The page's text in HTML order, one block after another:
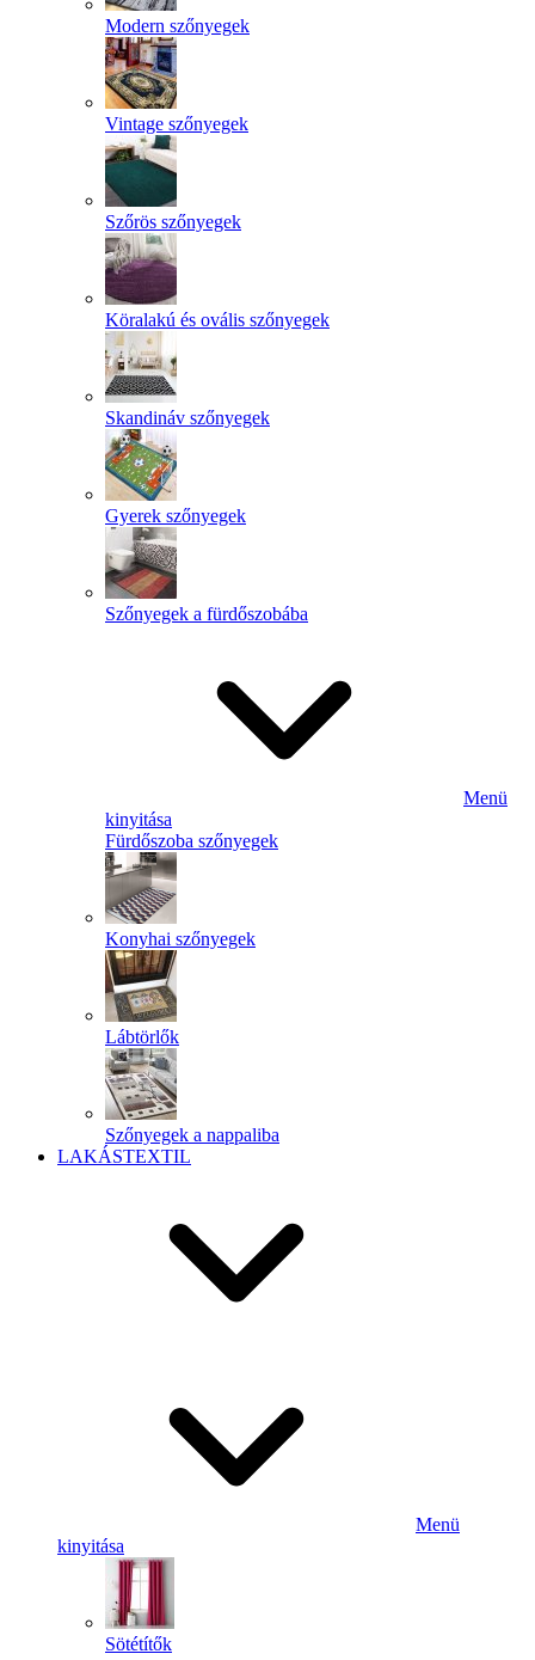
Modern szőnyegek
Vintage szőnyegek
Szőrös szőnyegek
Köralakú és ovális szőnyegek
Skandináv szőnyegek
Gyerek szőnyegek
Szőnyegek a fürdőszobába
Menü
kinyitása
Fürdőszoba szőnyegek
Konyhai szőnyegek
Lábtörlők
Szőnyegek a nappaliba
LAKÁSTEXTIL
Menü
kinyitása
Sötétítők